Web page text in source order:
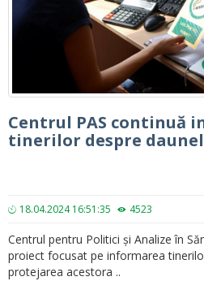
Centrul PAS continuă
tinerilor despre
18.04.2024 16:51:35 4523
Centrul pentru Politici și Analize în
proiect focusat pe informarea
protejarea acestora ..